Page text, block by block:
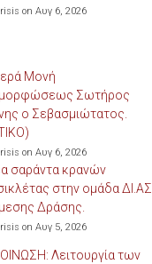
on Αυγ 6, 2026
Μονή
Σωτήρος
ο Σεβασμιώτατος.
on Αυγ 6, 2026
σαράντα κρανών
στην ομάδα ΔΙ.ΑΣ.
Δράσης.
on Αυγ 5, 2026
Λειτουργία των